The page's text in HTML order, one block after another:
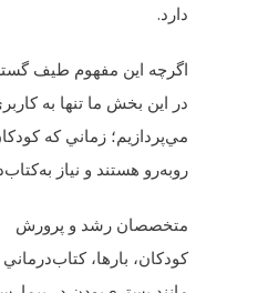
دارد.
اگرچه اين مفهوم طيف
در اين بخش ما تنها به
مي‌پردازيم؛ زماني که
روبه‌رو هستند و نياز
متخصصان رشد و پرورش
کودکان، بارها،